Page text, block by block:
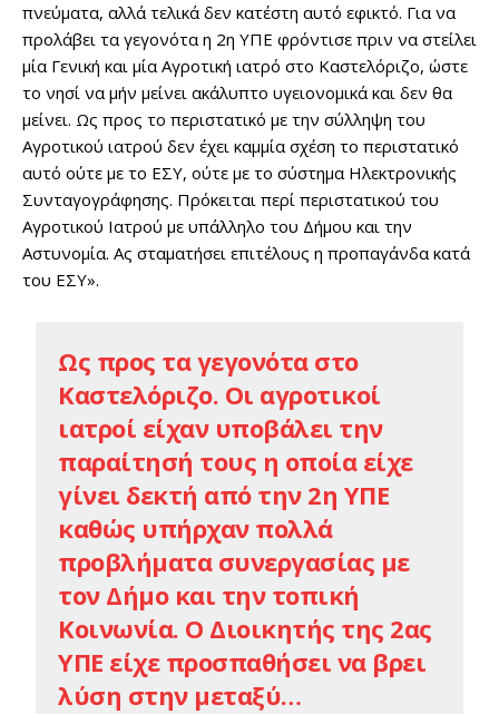
πνεύματα, αλλά τελικά δεν κατέστη αυτό εφικτό. Για να
προλάβει τα γεγονότα η 2η ΥΠΕ φρόντισε πριν να στείλει
μία Γενική και μία Αγροτική ιατρό στο Καστελόριζο, ώστε
το νησί να μήν μείνει ακάλυπτο υγειονομικά και δεν θα
μείνει. Ως προς το περιστατικό με την σύλληψη του
Αγροτικού ιατρού δεν έχει καμμία σχέση το περιστατικό
αυτό ούτε με το ΕΣΥ, ούτε με το σύστημα Ηλεκτρονικής
Συνταγογράφησης. Πρόκειται περί περιστατικού του
Αγροτικού Ιατρού με υπάλληλο του Δήμου και την
Αστυνομία. Ας σταματήσει επιτέλους η προπαγάνδα κατά
του ΕΣΥ».
Ως προς τα γεγονότα στο
Καστελόριζο. Οι αγροτικοί
ιατροί είχαν υποβάλει την
παραίτησή τους η οποία είχε
γίνει δεκτή από την 2η ΥΠΕ
καθώς υπήρχαν πολλά
προβλήματα συνεργασίας με
τον Δήμο και την τοπική
Κοινωνία. Ο Διοικητής της 2ας
ΥΠΕ είχε προσπαθήσει να βρει
λύση στην μεταξύ…